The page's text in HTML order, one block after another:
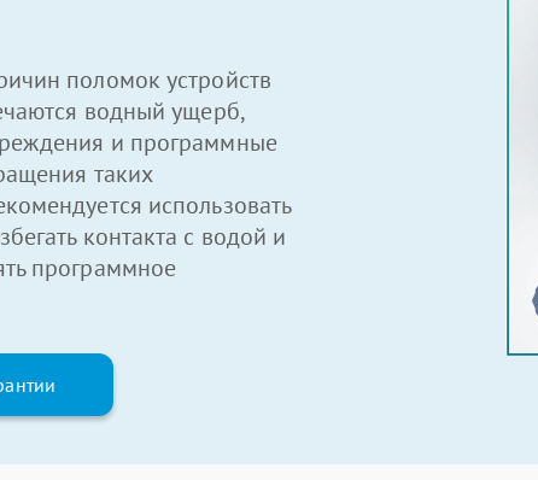
поломок устройств
водный ущерб,
и программные
таких
использовать
контакта с водой и
программное